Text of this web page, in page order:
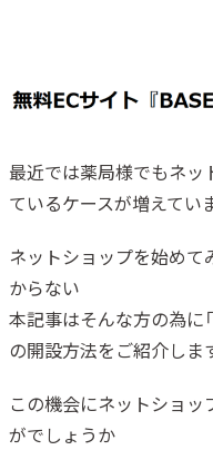
最近では薬局様でもネッ
ているケースが増えてい
ネットショップを始め
からない
本記事はそんな方の為に
の開設方法をご紹介しま
この機会にネットショ
がでしょうか